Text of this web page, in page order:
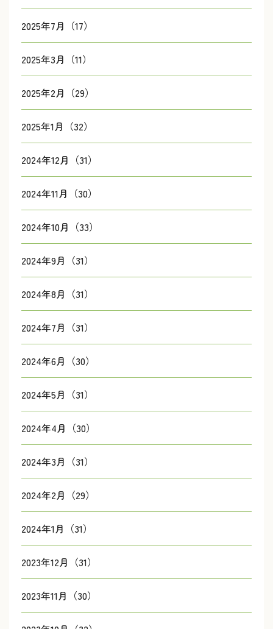
2025年7月（17）
2025年3月（11）
2025年2月（29）
2025年1月（32）
2024年12月（31）
2024年11月（30）
2024年10月（33）
2024年9月（31）
2024年8月（31）
2024年7月（31）
2024年6月（30）
2024年5月（31）
2024年4月（30）
2024年3月（31）
2024年2月（29）
2024年1月（31）
2023年12月（31）
2023年11月（30）